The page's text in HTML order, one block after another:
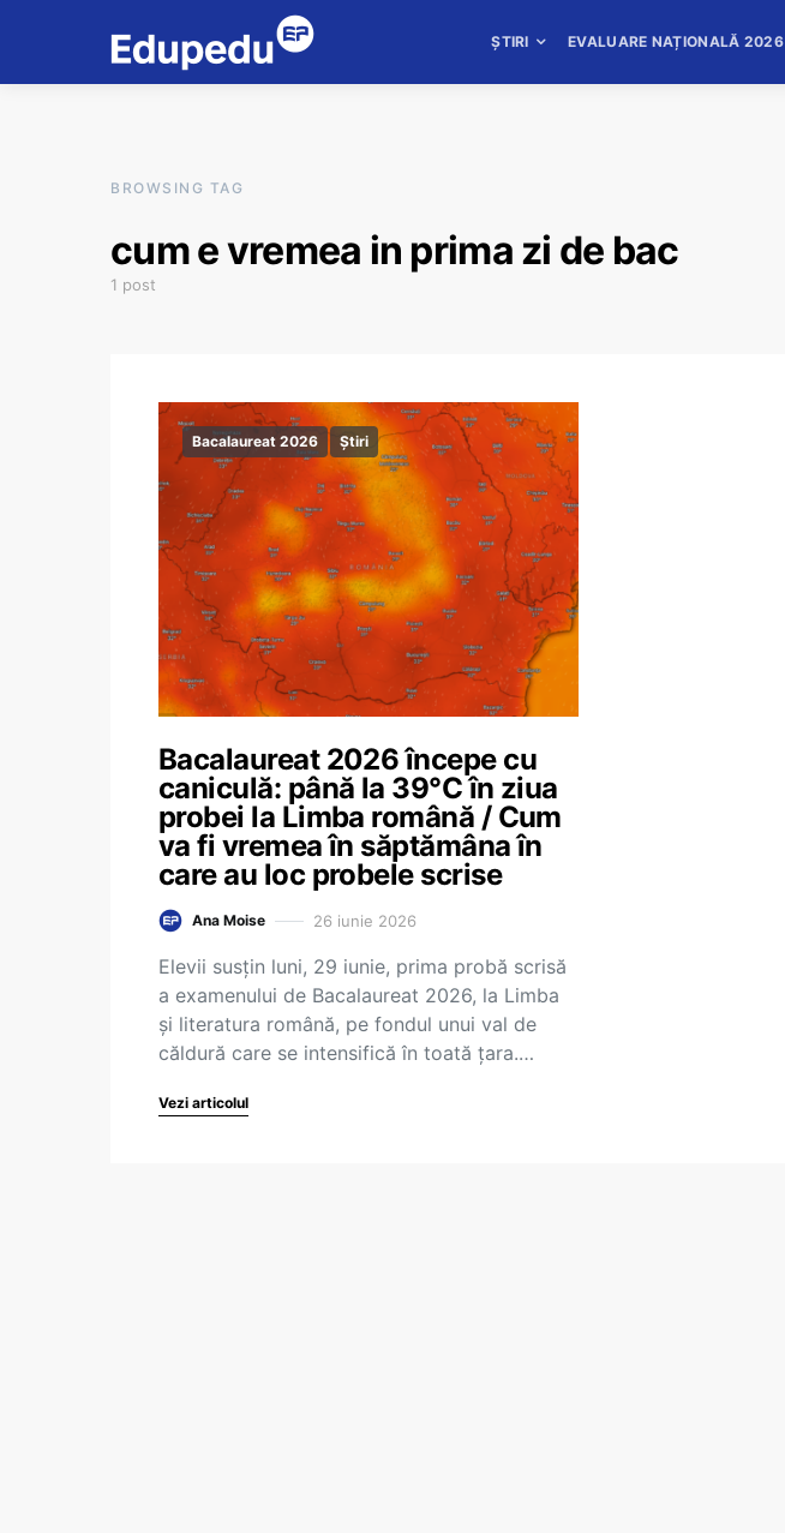
ȘTIRI EVALUARE NAȚIONALĂ 2026
BROWSING TAG
cum e vremea in prima zi de bac
1 post
Bacalaureat 2026 Știri
Bacalaureat 2026 începe cu
caniculă: până la 39°C în ziua
probei la Limba română / Cum
va fi vremea în săptămâna în
care au loc probele scrise
Ana Moise 26 iunie 2026
Elevii susțin luni, 29 iunie, prima probă scrisă
a examenului de Bacalaureat 2026, la Limba
și literatura română, pe fondul unui val de
căldură care se intensifică în toată țara.…
Vezi articolul